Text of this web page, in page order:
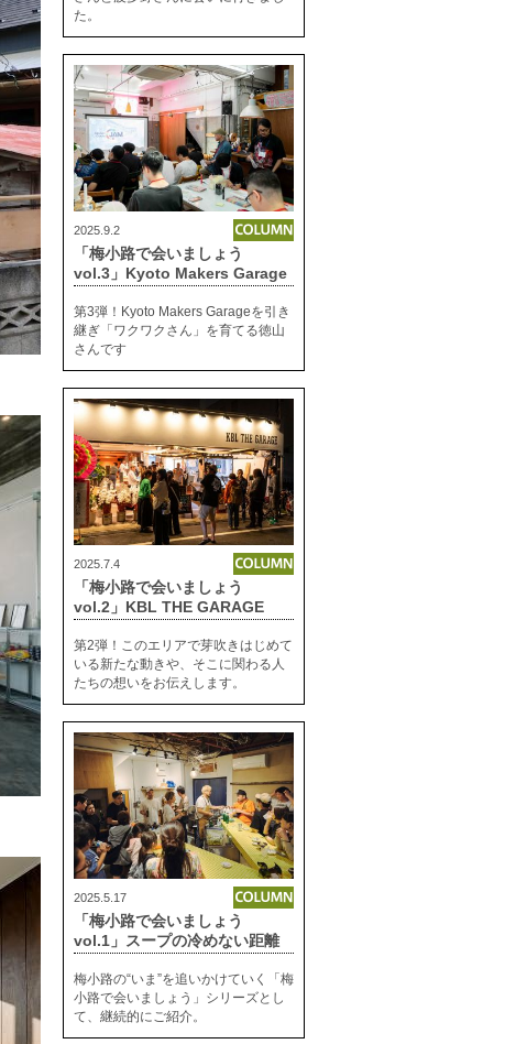
た。
2025.9.2
「梅小路で会いましょう
vol.3」Kyoto Makers Garage
第3弾！Kyoto Makers Garageを引き
継ぎ「ワクワクさん」を育てる徳山
さんです
2025.7.4
「梅小路で会いましょう
vol.2」KBL THE GARAGE
第2弾！このエリアで芽吹きはじめて
いる新たな動きや、そこに関わる人
たちの想いをお伝えします。
2025.5.17
「梅小路で会いましょう
vol.1」スープの冷めない距離
梅小路の“いま”を追いかけていく「梅
小路で会いましょう」シリーズとし
て、継続的にご紹介。